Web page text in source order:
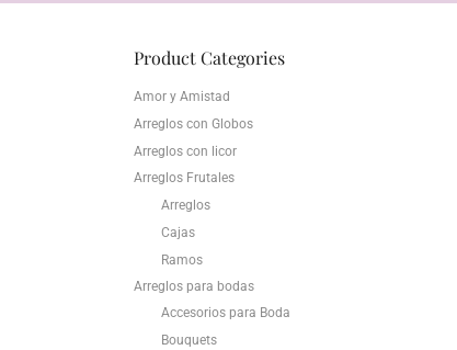
Product Categories
Amor y Amistad
Arreglos con Globos
Arreglos con licor
Arreglos Frutales
Arreglos
Cajas
Ramos
Arreglos para bodas
Accesorios para Boda
Bouquets